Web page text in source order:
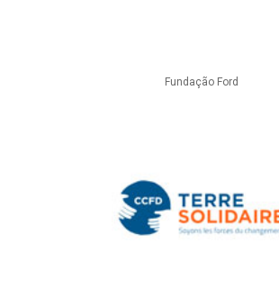
Fundação Ford